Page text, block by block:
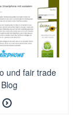
und fair trade
Blog